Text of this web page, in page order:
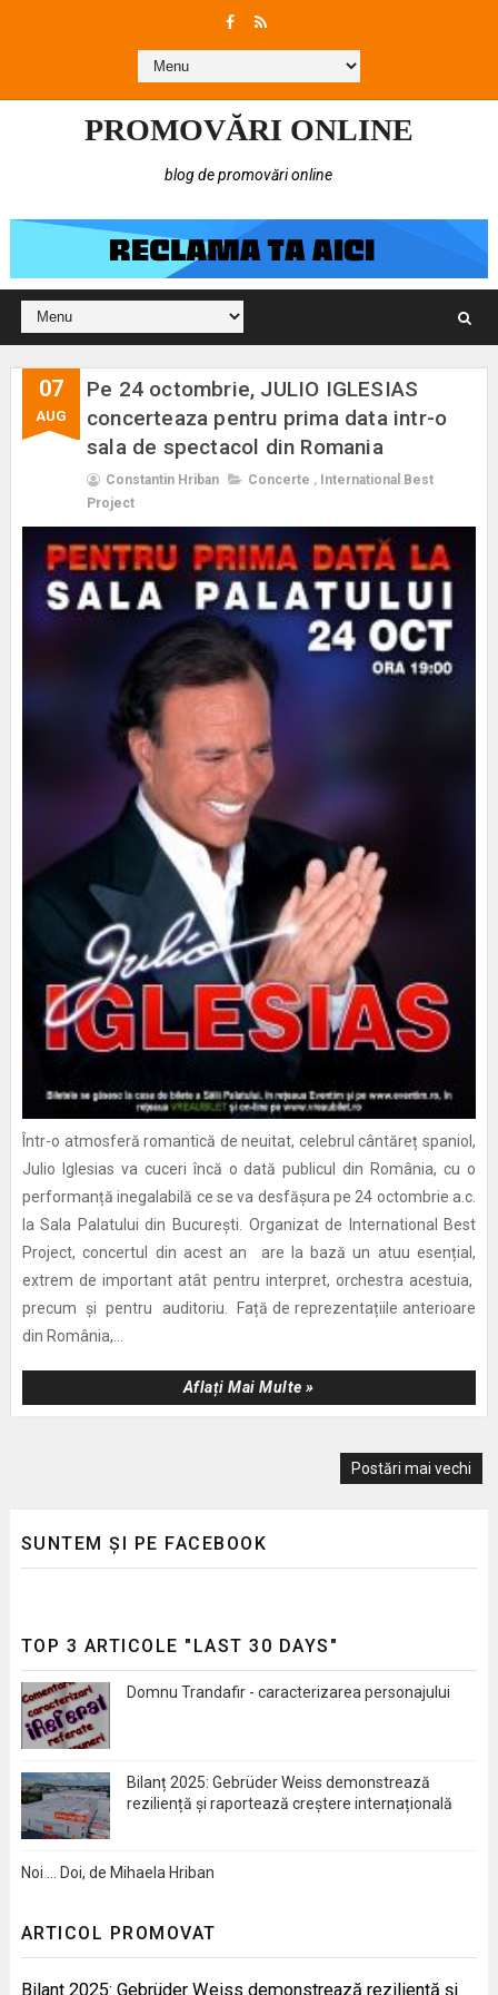
PROMOVĂRI ONLINE
blog de promovări online
07
AUG
Pe 24 octombrie, JULIO IGLESIAS
concerteaza pentru prima data intr-o
sala de spectacol din Romania
Constantin Hriban Concerte , International Best
Project
Într-o atmosferă romantică de neuitat, celebrul cântăreț spaniol,
Julio Iglesias va cuceri încă o dată publicul din România, cu o
performanță inegalabilă ce se va desfășura pe 24 octombrie a.c.
la Sala Palatului din București. Organizat de International Best
Project, concertul din acest an are la bază un atuu esențial,
extrem de important atât pentru interpret, orchestra acestuia,
precum și pentru auditoriu. Față de reprezentațiile anterioare
din România,...
Aflați Mai Multe »
Postări mai vechi
SUNTEM ȘI PE FACEBOOK
TOP 3 ARTICOLE "LAST 30 DAYS"
Domnu Trandafir - caracterizarea personajului
Bilanț 2025: Gebrüder Weiss demonstrează
reziliență și raportează creștere internațională
Noi … Doi, de Mihaela Hriban
ARTICOL PROMOVAT
Bilanț 2025: Gebrüder Weiss demonstrează reziliență și